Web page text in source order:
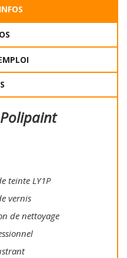
teinte LY1P
vernis
de nettoyage